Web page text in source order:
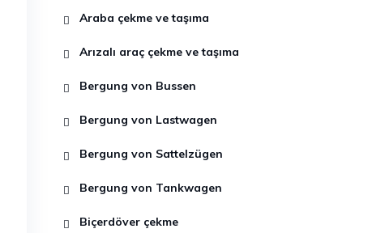
Araba çekme ve taşıma
Arızalı araç çekme ve taşıma
Bergung von Bussen
Bergung von Lastwagen
Bergung von Sattelzügen
Bergung von Tankwagen
Biçerdöver çekme